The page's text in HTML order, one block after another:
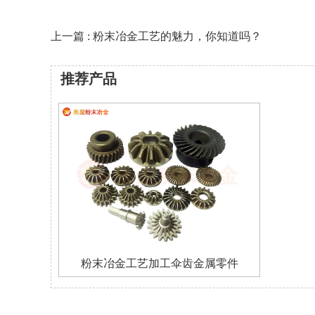
上一篇 : 粉末冶金工艺的魅力，你知道吗？
推荐产品
粉末冶金工艺加工伞齿金属零件